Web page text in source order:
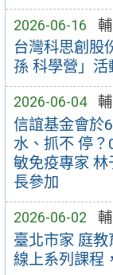
2026-06-16
台灣科思創股
孫 科學營」活
2026-06-04
信誼基金會於
水、抓不 停
敏免疫專家
長參加
2026-06-02
臺北市家 庭
線上系列課程